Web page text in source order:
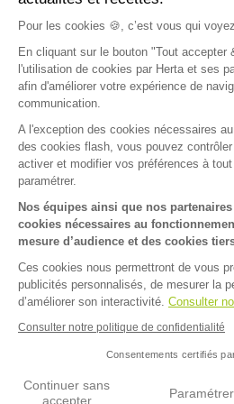
Plus
Accueil Recettes Balai
FAQ Contact
Mentions sanitaires
Données personnelles
Dispositif d'alerte
Pour les cookies 🍪, c’est vous qui
En cliquant sur le bouton "Tout accepter
l'utilisation de cookies par Herta et ses
afin d'améliorer votre expérience de
communication.
A l'exception des cookies nécessaires
des cookies flash, vous pouvez
activer et modifier vos préférences à
paramétrer.
Nos équipes ainsi que nos
cookies nécessaires au
mesure d’audience et des cookies
Ces cookies nous permettront de vous
publicités personnalisés, de mesurer la
d’améliorer son interactivité. Consulter
Consulter notre politique de confidentialité
Consentements certifiés
Continuer sans
accepter
Paramétrer